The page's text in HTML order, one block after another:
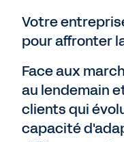
Ressources
Tarification
Votre
pour affronter
Face aux
au lendemain
clients qui
capacité